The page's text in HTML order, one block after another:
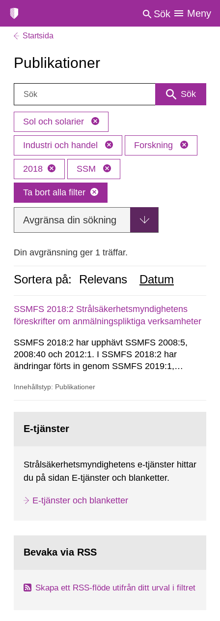
Sök Meny
Startsida
Publikationer
Sök: Sök
Sol och solarier
Industri och handel Forskning
2018 SSM
Ta bort alla filter
Avgränsa din sökning
Din avgränsning ger 1 träffar.
Sortera på: Relevans Datum
SSMFS 2018:2 Strålsäkerhetsmyndighetens
föreskrifter om anmälningspliktiga verksamheter
SSMFS 2018:2 har upphävt SSMFS 2008:5,
2008:40 och 2012:1. I SSMFS 2018:2 har
ändringar förts in genom SSMFS 2019:1,
Innehållstyp: Publikationer
sida:E-tjänster
Strålsäkerhetsmyndighetens e-tjänster hittar
du på sidan E-tjänster och blanketter.
E-tjänster och blanketter
Bevaka via RSS
Skapa ett RSS-flöde utifrån ditt urval i filtret